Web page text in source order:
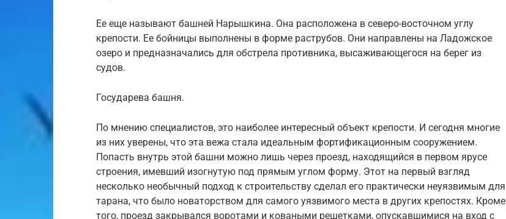
Ее еще называют башней Нарышкина. Она расположена в северо-восточном углу
крепости. Ее бойницы выполнены в форме раструбов. Они направлены на Ладожское
озеро и предназначались для обстрела противника, высаживающегося на берег из
судов.
Государева башня.
По мнению специалистов, это наиболее интересный объект крепости. И сегодня многие
из них уверены, что эта вежа стала идеальным фортификационным сооружением.
Попасть внутрь этой башни можно лишь через проезд, находящийся в первом ярусе
строения, имевший изогнутую под прямым углом форму. Этот на первый взгляд
несколько необычный подход к строительству сделал его практически неуязвимым для
тарана, что было новаторством для самого уязвимого места в других крепостях. Кроме
того, проезд закрывался воротами и коваными решетками, опускавшимися на вход с